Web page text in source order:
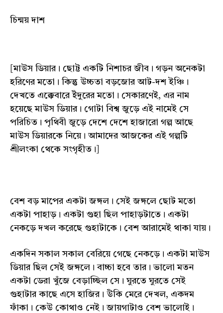
চিন্ময় দাশ
[মাউস ডিয়ার। ছোট্ট একটি নিশাচর জীব। গড়ন অনেকটা
হরিণের মতো। কিন্তু উচ্চতা বড়জোর আট-দশ ইঞ্চি।
দেখতে এক্কেবারে ইঁদুরের মতো। সেকারণেই, এর নাম
হয়েছে মাউস ডিয়ার। গোটা বিশ্ব জুড়ে এই নামেই সে
পরিচিত। পৃথিবী জুড়ে দেশে দেশে হাজারো গল্প আছে
মাউস ডিয়ারকে নিয়ে। আমাদের আজকের এই গল্পটি
শ্রীলংকা থেকে সংগৃহীত।]
বেশ বড় মাপের একটা জঙ্গল। সেই জঙ্গলে ছোট মতো
একটা পাহাড়। একটা গুহা ছিল পাহাড়টাতে। একটা
নেকড়ে দখল করেছে গুহাটাকে। বেশ আরামেই থাকা যায়।
একদিন সকাল সকাল বেরিয়ে গেছে নেকড়ে। একটা মাউস
ডিয়ার ছিল সেই জঙ্গলে। বাচ্চা হবে তার। ভালো মতন
একটা ডেরা খুঁজে বেড়াচ্ছিল সে। ঘুরতে ঘুরতে সেই
গুহাটার কাছে এসে হাজির। উঁকি মেরে দেখল, একদম
ফাঁকা। কেউ কোথাও নেই। জায়গাটাও বেশ ভালোই।